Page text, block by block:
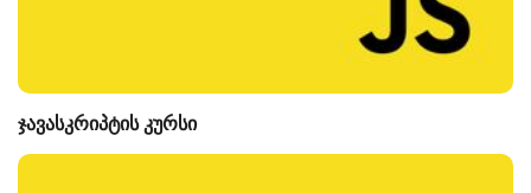
ჯავასკრიპტის კურსი